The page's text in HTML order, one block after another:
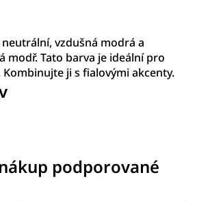
neutrální, vzdušná modrá a
modř. Tato barva je ideální pro
ji s fialovými akcenty.
podporované